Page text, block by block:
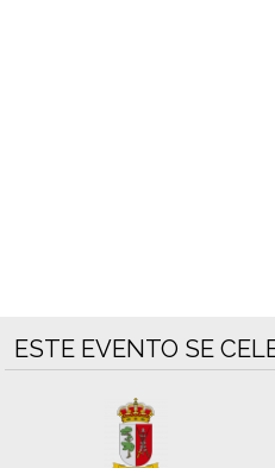
ESTE EVENTO SE